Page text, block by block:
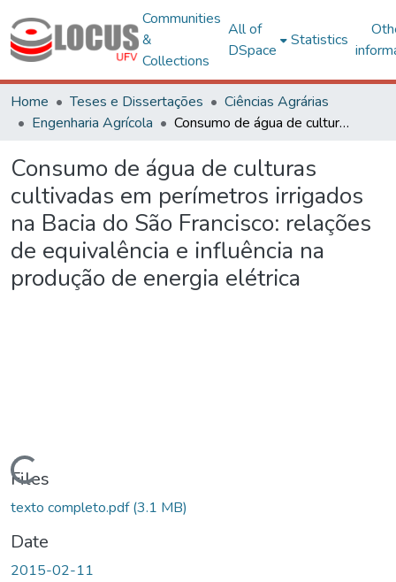
Communities
&
Collections
All of
DSpace
Statistics
Home Teses e Dissertações
Ciências Agrárias
Engenharia Agrícola
Consumo de água de culturas cultivadas em perímetros irrigados na Bacia do São Francisco: relações de equivalência e influência na produção de energia elétrica
Consumo de água de culturas
cultivadas em perímetros irrigados
na Bacia do São Francisco: relações
de equivalência e influência na
produção de energia elétrica
Files
texto completo.pdf(3.1 MB)
Date
2015-02-11